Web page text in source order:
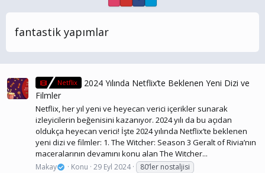
fantastik yapımlar
Netflix
2024 Yılında Netflix’te Beklenen Yeni Dizi ve
Filmler
Netflix, her yıl yeni ve heyecan verici içerikler sunarak
izleyicilerin beğenisini kazanıyor. 2024 yılı da bu açıdan
oldukça heyecan verici! İşte 2024 yılında Netflix’te beklenen
yeni dizi ve filmler: 1. The Witcher: Season 3 Geralt of Rivia’nın
maceralarının devamını konu alan The Witcher...
Makay Konu 29 Eyl 2024
80’ler nostaljisi